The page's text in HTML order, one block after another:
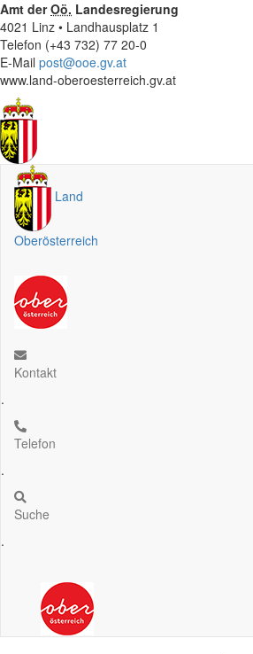
Amt derOö. Landesregierung
4021 Linz • Landhausplatz 1
Telefon (+43 732) 77 20-0
E-Mail post@ooe.gv.at
www.land-oberoesterreich.gv.at
Land
Oberösterreich
Kontakt
.
Telefon
.
Suche
.